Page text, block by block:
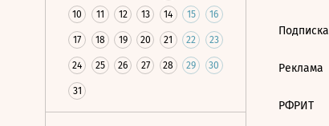
10 11 12 13 14 15 16
17 18 19 20 21 22 23
24 25 26 27 28 29 30
31
Подписка
Реклама
РФРИТ